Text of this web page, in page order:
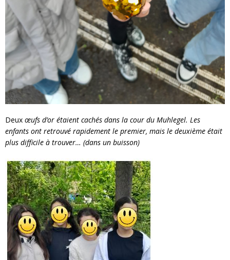
Deux œufs d’or étaient cachés dans la cour du Muhlegel. Les
enfants ont retrouvé rapidement le premier, mais le deuxième était
plus difficile à trouver… (dans un buisson)